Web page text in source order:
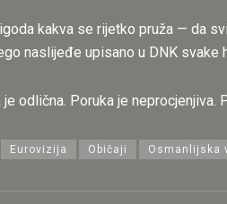
kakva se rijetko pruža — da
naslijeđe upisano u DNK
je odlična. Poruka je
Eurovizija Običaji Osmanlijska